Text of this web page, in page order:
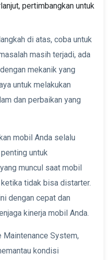
pertimbangkan untuk
di atas, coba untuk
masih terjadi, ada
mekanik yang
untuk melakukan
dan perbaikan yang
mobil Anda selalu
untuk
muncul saat mobil
tidak bisa distarter.
dengan cepat dan
kinerja mobil Anda.
Maintenance System,
kondisi